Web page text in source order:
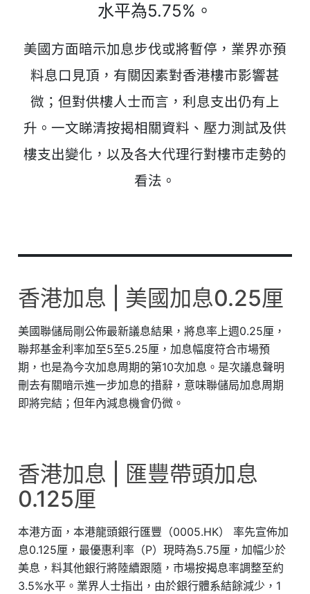
水平為5.75%。
美國方面暗示加息步伐或將暫停，業界亦預
料息口見頂，有關因素對香港樓市影響甚
微；但對供樓人士而言，利息支出仍有上
升。一文睇清按揭相關資料、壓力測試及供
樓支出變化，以及各大代理行對樓市走勢的
看法。
香港加息 | 美國加息0.25厘
美國聯儲局剛公佈最新議息結果，將息率上週0.25厘，
聯邦基金利率加至5至5.25厘，加息幅度符合市場預
期，也是為今次加息周期的第10次加息。是次議息聲明
刪去有關暗示進一步加息的措辭，意味聯儲局加息周期
即將完結；但年內減息機會仍微。
香港加息 | 匯豐帶頭加息
0.125厘
本港方面，本港龍頭銀行匯豐（0005.HK） 率先宣佈加
息0.125厘，最優惠利率（P）現時為5.75厘，加幅少於
美息，料其他銀行將陸續跟隨，市場按揭息率調整至約
3.5%水平。業界人士指出，由於銀行體系結餘減少，1